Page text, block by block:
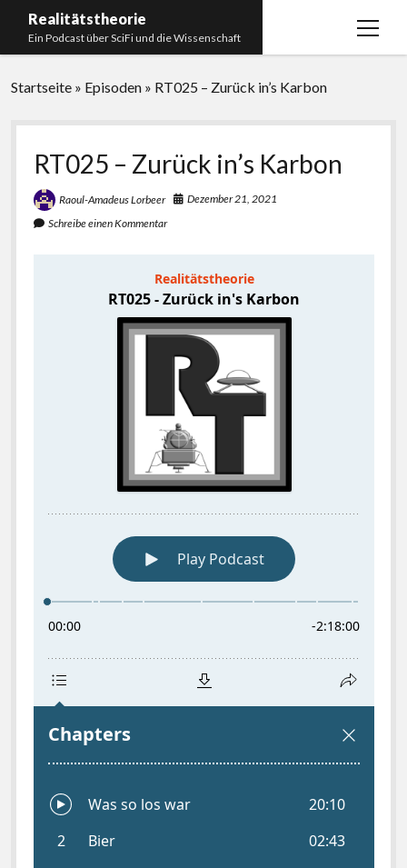
Realitätstheorie
Ein Podcast über SciFi und die Wissenschaft
Menü
Startseite
Impressum
Unser Podcastmanufaktur
Paperliste
Startseite » Episoden » RT025 – Zurück in’s Karbon
RT025 – Zurück in’s Karbon
Raoul-Amadeus Lorbeer
Dezember 21, 2021
Schreibe einen Kommentar